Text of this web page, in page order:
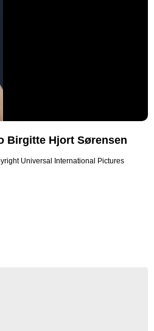
Birgitte Hjort Sørensen
Universal International Pictures